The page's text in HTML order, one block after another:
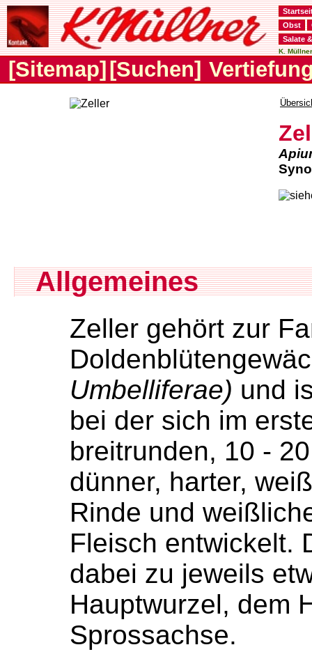
Obst
Salate
K.
[Sitemap] [Suchen]
Allgemeines
Zeller gehört zur
Umbelliferae) und
bei der sich im
breitrunden, 10 -
dünner, harter,
Rinde und
Fleisch entwickelt.
dabei zu jeweils
Hauptwurzel, dem
Sprossachse.